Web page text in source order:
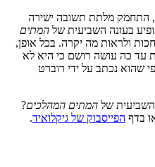
התחמק מלתת תשובה ישירה
בעונה השביעית של המתים
ולראות מה יקרה. בכל אופן,
עד כה עושה רושם כי היא לא
שהוא נכתב על ידי רוברט
השביעית של המתים המהלכים?
בדף הפייסבוק של גיקלואיד.